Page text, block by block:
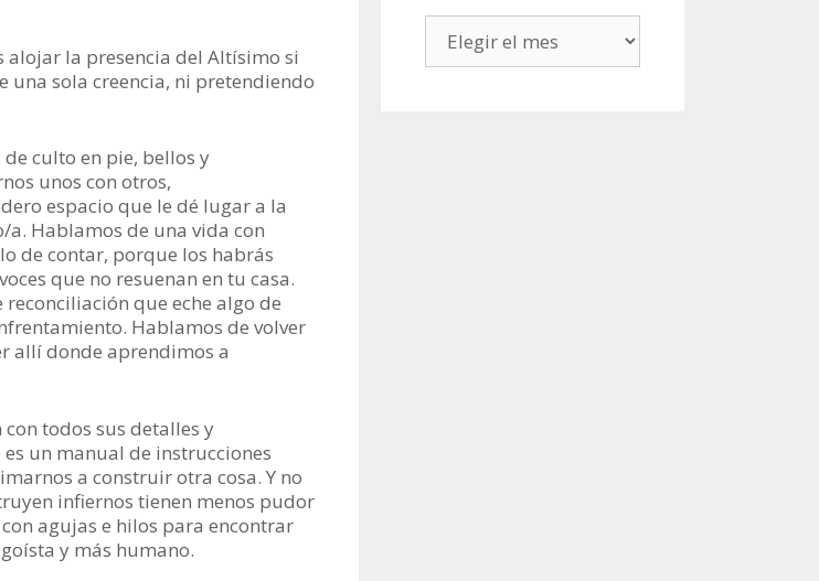
alojar la presencia del Altísimo si
una sola creencia, ni pretendiendo
culto en pie, bellos y
unos con otros,
espacio que le dé lugar a la
a. Hablamos de una vida con
de contar, porque los habrás
que no resuenan en tu casa.
que eche algo de
Hablamos de volver
allí donde aprendimos a
todos sus detalles y
un manual de instrucciones
a construir otra cosa. Y no
infiernos tienen menos pudor
agujas e hilos para encontrar
y más humano.